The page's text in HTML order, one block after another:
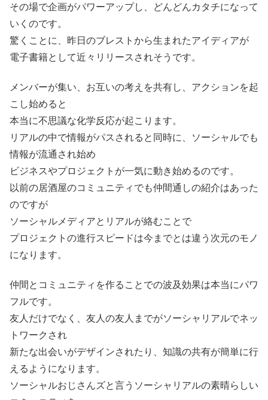
その場で企画がパワーアップし、どんどんカタチになって
いくのです。
驚くことに、昨日のブレストから生まれたアイディアが
電子書籍として近々リリースされそうです。
メンバーが集い、お互いの考えを共有し、アクションを起
こし始めると
本当に不思議な化学反応が起こります。
リアルの中で情報がパスされると同時に、ソーシャルでも
情報が流通され始め
ビジネスやプロジェクトが一気に動き始めるのです。
以前の居酒屋のコミュニティでも仲間通しの紹介はあった
のですが
ソーシャルメディアとリアルが絡むことで
プロジェクトの進行スピードは今までとは違う次元のモノ
になります。
仲間とコミュニティを作ることでの波及効果は本当にパワ
フルです。
友人だけでなく、友人の友人までがソーシャリアルでネッ
トワークされ
新たな出会いがデザインされたり、知識の共有が簡単に行
えるようになります。
ソーシャルおじさんズと言うソーシャリアルの素晴らしい